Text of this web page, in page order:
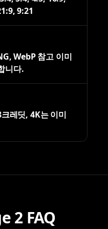
9:21
WebP 참고 이미
니다.
레딧, 4K는 이미
2 FAQ